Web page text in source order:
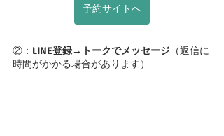
予約サイトへ
②： LINE登録→トークでメッセージ （返信に
時間がかかる場合があります）